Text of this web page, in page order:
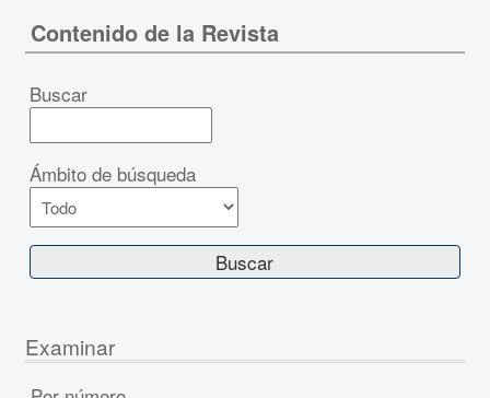
Contenido de la Revista
Buscar
Ámbito de búsqueda
Examinar